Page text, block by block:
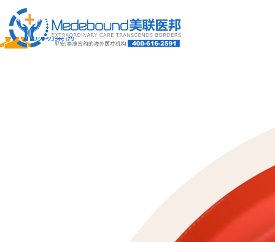
关于我们
成功案例